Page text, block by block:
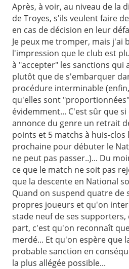
Après, à voir, au niveau de la
de Troyes, s'ils veulent faire
en cas de décision en leur
Je peux me tromper, mais j'ai
l'impression que le club est
à "accepter" les sanctions qui
plutôt que de s'embarquer
procédure interminable
qu'elles sont
évidemment... C'est sûr que
annonce du genre un retrait
points et 5 matchs à huis-clos
prochaine pour débuter le
ne peut pas passer..)... Du
ce que le match ne soit pas
que la descente en National
Quand on suspend quatre de
propres joueurs et qu'on
stade neuf de ses supporters,
part, c'est qu'on reconnaît
merdé... Et qu'on espère que
probable sanction en
la plus allégée possible...